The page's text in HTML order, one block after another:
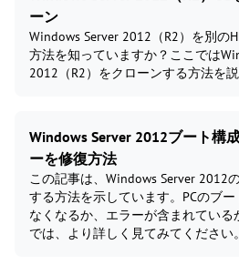
ーン
Windows Server 2012（R2）を別の
方法を知っていますか？ここでは
2012（R2）をクローンする方法を説
Windows Server 2012ブート構
ーを修復方法
この記事は、Windows Server 2012
する方法を示しています。PCのブ
なくなるか、エラーが含まれている
では、より詳しく見てみてください。